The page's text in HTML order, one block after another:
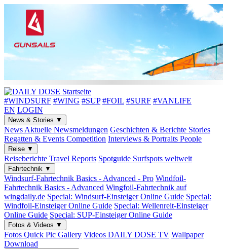
#WINDSURF #WING #SUP #FOIL #SURF #VANLIFE
EN LOGIN
News & Stories ▼
News Aktuelle Newsmeldungen Geschichten & Berichte Stories
Regatten & Events Competition Interviews & Portraits People
Reise ▼
Reiseberichte Travel Reports Spotguide Surfspots weltweit
Fahrtechnik ▼
Windsurf-Fahrtechnik Basics - Advanced - Pro Windfoil-
Fahrtechnik Basics - Advanced Wingfoil-Fahrtechnik auf
wingdaily.de Special: Windsurf-EinsteigerOnline Guide Special:
Windfoil-EinsteigerOnline Guide Special: Wellenreit-Einsteiger
Online Guide Special: SUP-EinsteigerOnline Guide
Fotos & Videos ▼
Fotos Quick Pic Gallery Videos DAILY DOSE TV Wallpaper
Download